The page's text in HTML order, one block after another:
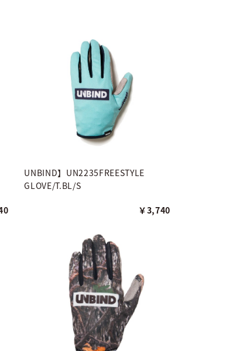
UNBIND】UN2235FREESTYLE
GLOVE/T.BL/S
￥3,740